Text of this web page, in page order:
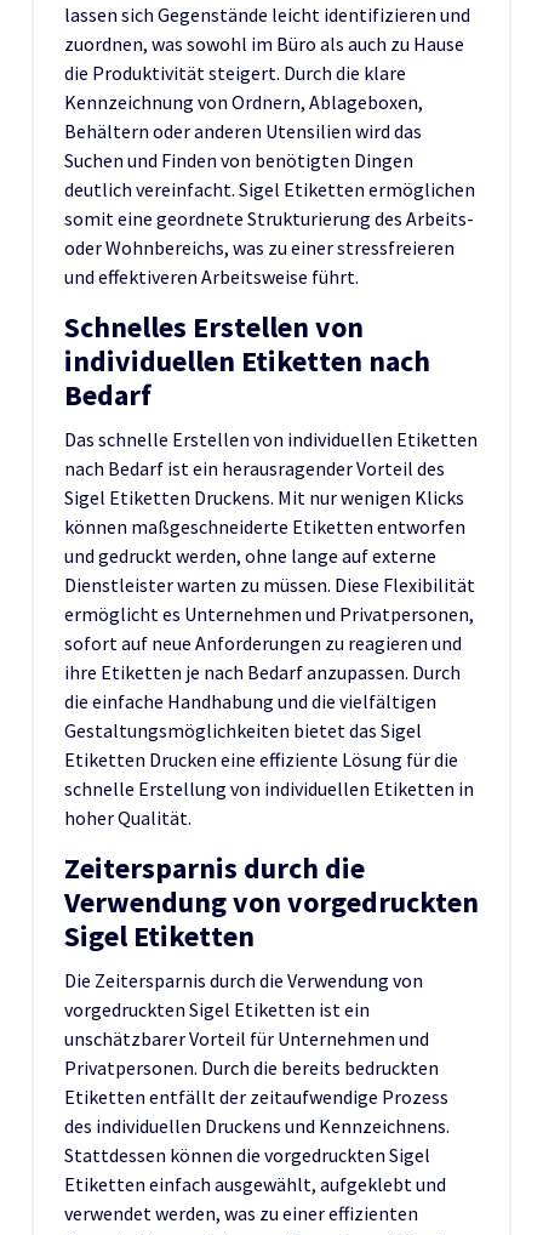
lassen sich Gegenstände leicht identifizieren und
zuordnen, was sowohl im Büro als auch zu Hause
die Produktivität steigert. Durch die klare
Kennzeichnung von Ordnern, Ablageboxen,
Behältern oder anderen Utensilien wird das
Suchen und Finden von benötigten Dingen
deutlich vereinfacht. Sigel Etiketten ermöglichen
somit eine geordnete Strukturierung des Arbeits-
oder Wohnbereichs, was zu einer stressfreieren
und effektiveren Arbeitsweise führt.
Schnelles Erstellen von
individuellen Etiketten nach
Bedarf
Das schnelle Erstellen von individuellen Etiketten
nach Bedarf ist ein herausragender Vorteil des
Sigel Etiketten Druckens. Mit nur wenigen Klicks
können maßgeschneiderte Etiketten entworfen
und gedruckt werden, ohne lange auf externe
Dienstleister warten zu müssen. Diese Flexibilität
ermöglicht es Unternehmen und Privatpersonen,
sofort auf neue Anforderungen zu reagieren und
ihre Etiketten je nach Bedarf anzupassen. Durch
die einfache Handhabung und die vielfältigen
Gestaltungsmöglichkeiten bietet das Sigel
Etiketten Drucken eine effiziente Lösung für die
schnelle Erstellung von individuellen Etiketten in
hoher Qualität.
Zeitersparnis durch die
Verwendung von vorgedruckten
Sigel Etiketten
Die Zeitersparnis durch die Verwendung von
vorgedruckten Sigel Etiketten ist ein
unschätzbarer Vorteil für Unternehmen und
Privatpersonen. Durch die bereits bedruckten
Etiketten entfällt der zeitaufwendige Prozess
des individuellen Druckens und Kennzeichnens.
Stattdessen können die vorgedruckten Sigel
Etiketten einfach ausgewählt, aufgeklebt und
verwendet werden, was zu einer effizienten